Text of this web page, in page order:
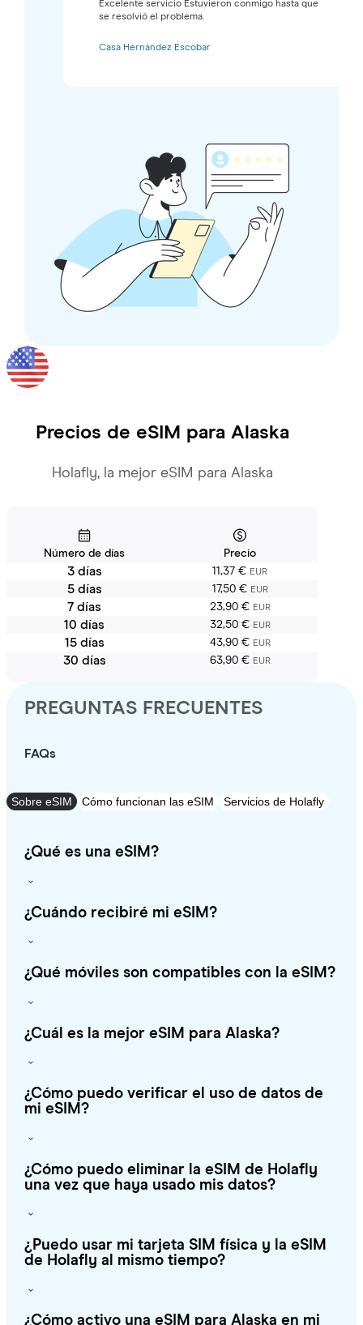
Excelente servicio Estuvieron conmigo hasta que
se resolvió el problema.
Casa Hernández Escobar
Precios de eSIM para Alaska
Holafly, la mejor eSIM para Alaska
Número de días Precio
3 días 11,37 € EUR
5 días 17,50 € EUR
7 días 23,90 € EUR
10 días 32,50 € EUR
15 días 43,90 € EUR
30 días 63,90 € EUR
PREGUNTAS FRECUENTES
FAQs
Sobre eSIM Cómo funcionan las eSIM Servicios de Holafly
¿Qué es una eSIM?
¿Cuándo recibiré mi eSIM?
¿Qué móviles son compatibles con la eSIM?
¿Cuál es la mejor eSIM para Alaska?
¿Cómo puedo verificar el uso de datos de
mi eSIM?
¿Cómo puedo eliminar la eSIM de Holafly
una vez que haya usado mis datos?
¿Puedo usar mi tarjeta SIM física y la eSIM
de Holafly al mismo tiempo?
¿Cómo activo una eSIM para Alaska en mi